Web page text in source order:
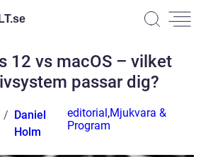
se
12 vs macOS – vilket
passar dig?
Daniel
Holm
editorial,Mjukvara &
Program